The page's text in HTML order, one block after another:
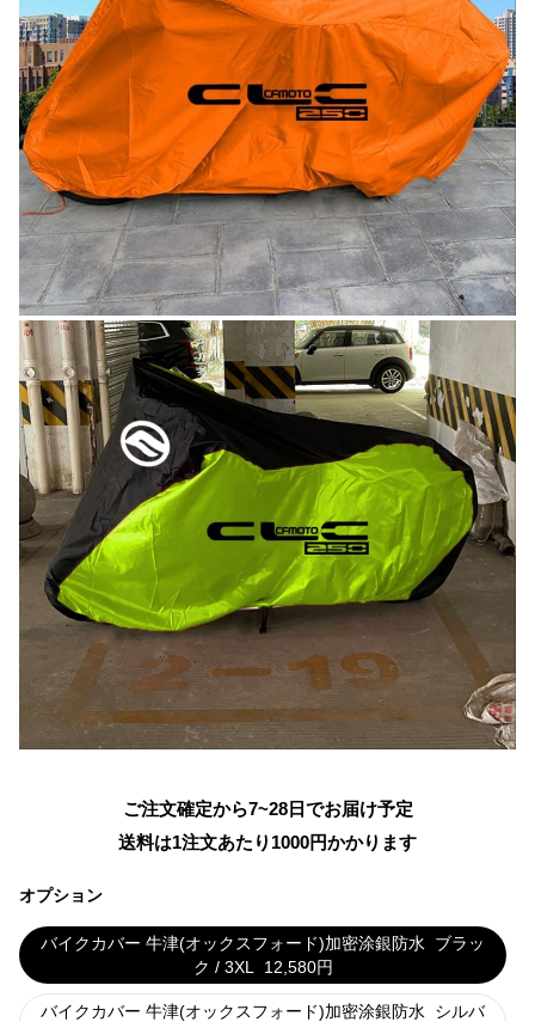
ご注文確定から7~28日でお届け予定
送料は1注文あたり 1000円かかります
オプション
バイクカバー 牛津(オックスフォード)加密涂銀防水
ブラッ
ク / 3XL
12,580円
バイクカバー 牛津(オックスフォード)加密涂銀防水
シルバ